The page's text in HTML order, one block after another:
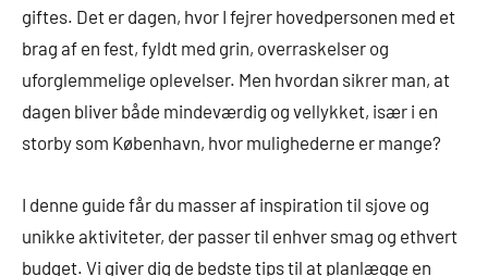
giftes. Det er dagen, hvor I fejrer hovedpersonen med et
brag af en fest, fyldt med grin, overraskelser og
uforglemmelige oplevelser. Men hvordan sikrer man, at
dagen bliver både mindeværdig og vellykket, især i en
storby som København, hvor mulighederne er mange?
I denne guide får du masser af inspiration til sjove og
unikke aktiviteter, der passer til enhver smag og ethvert
budget. Vi giver dig de bedste tips til at planlægge en